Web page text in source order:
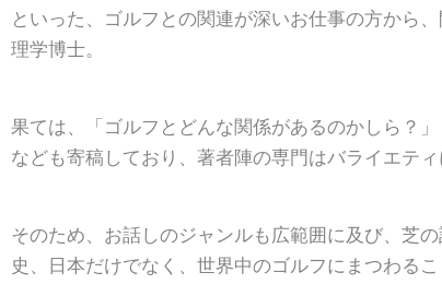
といった、ゴルフとの関連が深いお仕事の方から
理学博士。
果ては、「ゴルフとどんな関係があるのかしら？
なども寄稿しており、著者陣の専門はバライエティ
そのため、お話しのジャンルも広範囲に及び、芝
史、日本だけでなく、世界中のゴルフにまつわる